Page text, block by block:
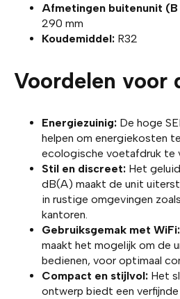
Afmetingen buitenunit (B
290 mm
Koudemiddel: R32
Voordelen voor
Energiezuinig: De hoge
helpen om energiekosten
ecologische voetafdruk te
Stil en discreet: Het
dB(A) maakt de unit
in rustige omgevingen
kantoren.
Gebruiksgemak met WiFi:
maakt het mogelijk om de
bedienen, voor optimaal
Compact en stijlvol: Het
ontwerp biedt een